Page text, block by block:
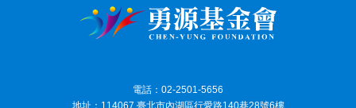
電話：02-2501-5656
地址：114067 臺北市內湖區行愛路140巷28號6樓